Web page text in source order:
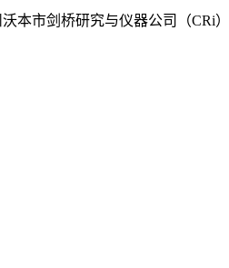
沃本市剑桥研究与仪器公司（CRi